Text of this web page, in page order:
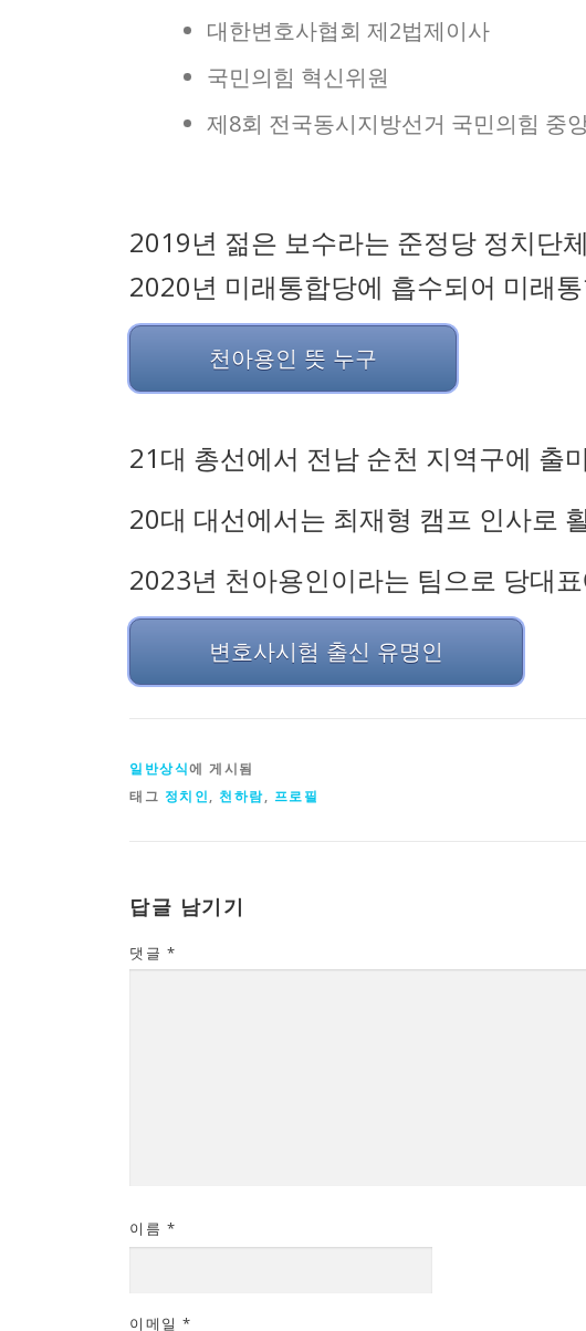
대한변호사협회 제2법제이사
국민의힘 혁신위원
제8회 전국동시지방선거 국민의힘 중
2019년 젊은 보수라는 준정당 정치단
2020년 미래통합당에 흡수되어 미래
천아용인 뜻 누구
21대 총선에서 전남 순천 지역구에 출
20대 대선에서는 최재형 캠프 인사로
2023년 천아용인이라는 팀으로 당대
변호사시험 출신 유명인
일반상식에 게시됨
태그 정치인, 천하람, 프로필
답글 남기기
댓글 *
이름 *
이메일 *